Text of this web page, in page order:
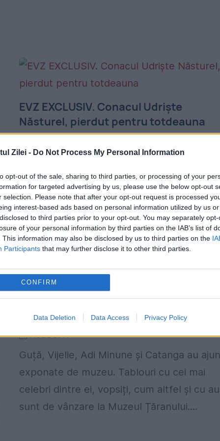
Zilei - Do Not Process My Personal Information
opt-out of the sale, sharing to third parties, or processing of your
for targeted advertising by us, please use the below opt-out
selection. Please note that after your opt-out request is processed
interest-based ads based on personal information utilized by us
to third parties prior to your opt-out. You may separately
of your personal information by third parties on the IAB’s list of
This information may also be disclosed by us to third parties on the
Participants that may further disclose it to other third parties.
CONFIRM
Data Deletion Data Access Privacy Policy
EVZ EXCLUSIV. Conacul Udriște
Năsturel, pierdut pentru totdeauna
Conacul a fost în administrarea Muzeului
Național al Țăranului Român până în 2013.
clădirea redevenită proprietate privată,
statul a investit bani pe care nu-i mai
recuperează. Dr. Virgil Nițulescu,...
Premieră în artă! S-a vândut primul
tablou cu maneliști pictați cu aur
4 IULIE 2014
Guță, Vijelie, Adi Minune și Catanga au
exponate de muzeu. Tablouri cu cei mai
celebri dintre ei, vopsiți, cum altfel și cu
sunt de vânzare la Muzeul Țăranului....